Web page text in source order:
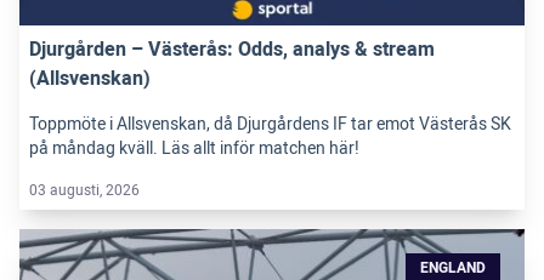
Djurgården – Västerås: Odds, analys & stream
(Allsvenskan)
Toppmöte i Allsvenskan, då Djurgårdens IF tar emot Västerås SK
på måndag kväll. Läs allt inför matchen här!
03 augusti, 2026
ENGLAND